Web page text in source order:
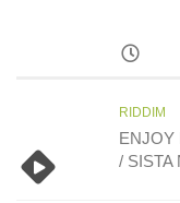
RIDDIM
ENJOY
/ SISTA